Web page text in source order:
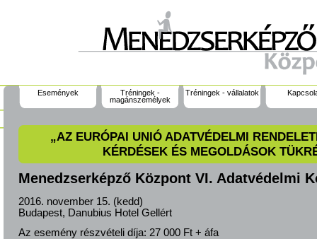
Események
Tréningek -
magánszemélyek
Tréningek - vállalatok
„AZ EURÓPAI UNIÓ ADATVÉDELMI
KÉRDÉSEK ÉS MEGOLDÁSOK
Menedzserképző Központ VI. Adatvédelmi
2016. november 15. (kedd)
Budapest, Danubius Hotel Gellért
Az esemény részvételi díja: 27 000 Ft + áfa